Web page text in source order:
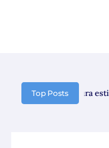
Top Postschiusura estiva